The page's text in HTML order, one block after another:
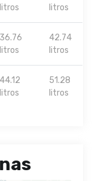
litros
litros
36.76
litros
42.74
litros
44.12
litros
51.28
litros